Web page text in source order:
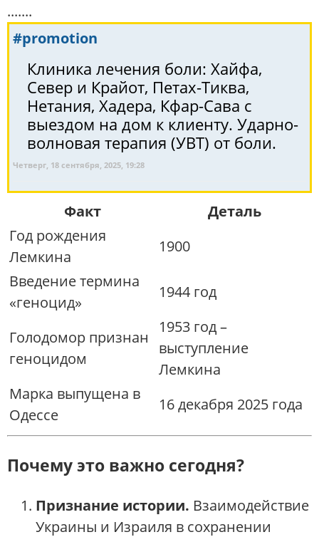
.......
#promotion
Клиника лечения боли: Хайфа,
Север и Крайот, Петах-Тиква,
Нетания, Хадера, Кфар-Сава с
выездом на дом к клиенту. Ударно-
волновая терапия (УВТ) от боли.
Четверг, 18 сентября, 2025, 19:28
Факт
Деталь
Год рождения
Лемкина
1900
Введение термина
«геноцид»
1944 год
Голодомор признан
геноцидом
1953 год –
выступление
Лемкина
Марка выпущена в
Одессе
16 декабря 2025 года
Почему это важно сегодня?
Признание истории. Взаимодействие
Украины и Израиля в сохранении